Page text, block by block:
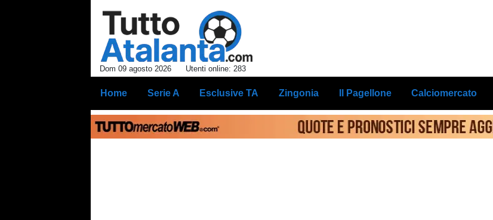
Dom 09 agosto 2026 Utenti online: 283
Home Serie A Esclusive TA Zingonia Il Pagellone Calciomercato